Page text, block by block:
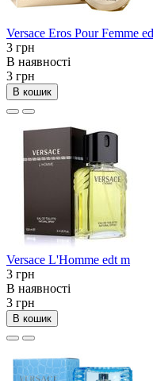
Versace Eros Pour Femme
3 грн
В наявності
3 грн
В кошик
Versace L'Homme edt m
3 грн
В наявності
3 грн
В кошик